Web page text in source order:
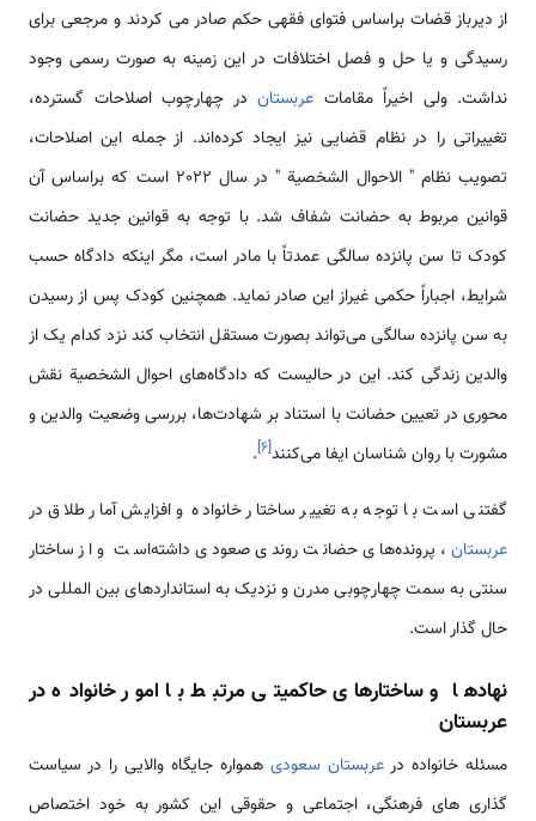
از دیرباز قضات براساس فتوای فقهی حکم صادر می کردند و مرجعی برای
رسیدگی و یا حل و فصل اختلافات در این زمینه به صورت رسمی وجود
نداشت. ولی اخیراً مقامات عربستان در چهارچوب اصلاحات گسترده،
تغییراتی را در نظام قضایی نیز ایجاد کرده‌اند. از جمله این اصلاحات،
تصویب نظام " الاحوال الشخصیة " در سال 2022 است که براساس آن
قوانین مربوط به حضانت شفاف شد. با توجه به قوانین جدید حضانت
کودک تا سن پانزده سالگی عمدتاً با مادر است، مگر اینکه دادگاه حسب
شرایط، اجباراً حکمی غیراز این صادر نماید. همچنین کودک پس از رسیدن
به سن پانزده سالگی می‌تواند بصورت مستقل انتخاب کند نزد کدام یک از
والدین زندگی کند. این در حالیست که دادگاه‌های احوال الشخصیة نقش
محوری در تعیین حضانت با استناد بر شهادت‌ها، بررسی وضعیت والدین و
مشورت با روان شناسان ایفا می‌کنند[۶]
.
گفتنی است با توجه به تغییر ساختار خانواده و افزایش آمار طلاق در
عربستان ، پرونده‌های حضانت روندی صعودی داشته‌است و از ساختار
سنتی به سمت چهارچوبی مدرن و نزدیک به استانداردهای بین المللی در
حال گذار است.
نهادها و ساختارهای حاکمیتی مرتبط با امور خانواده در
عربستان
مسئله خانواده در عربستان سعودی همواره جایگاه والایی را در سیاست
گذاری های فرهنگی، اجتماعی و حقوقی این کشور به خود اختصاص